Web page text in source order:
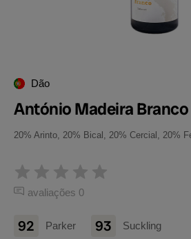
Dão
António Madeira
20% Arinto, 20% Bical, 20% Cercial, 20%
avaliações 0
92 Parker 93 Suckling